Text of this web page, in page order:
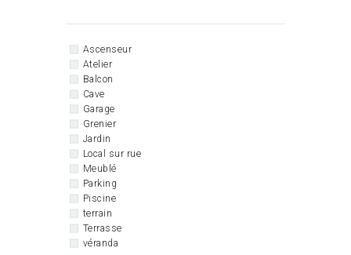
Ascenseur
Atelier
Balcon
Cave
Garage
Grenier
Jardin
Local sur rue
Meublé
Parking
Piscine
terrain
Terrasse
véranda